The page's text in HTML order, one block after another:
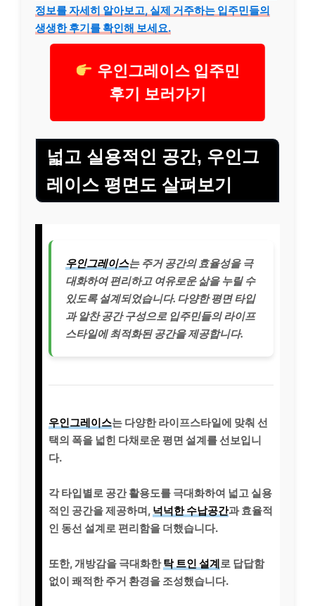
정보를 자세히 알아보고, 실제 거주하는 입주민들의
생생한 후기를 확인해 보세요.
우인그레이스 입주민
후기 보러가기
넓고 실용적인 공간, 우인그
레이스 평면도 살펴보기
우인그레이스는 주거 공간의 효율성을 극
대화하여 편리하고 여유로운 삶을 누릴 수
있도록 설계되었습니다. 다양한 평면 타입
과 알찬 공간 구성으로 입주민들의 라이프
스타일에 최적화된 공간을 제공합니다.
우인그레이스는 다양한 라이프스타일에 맞춰 선
택의 폭을 넓힌 다채로운 평면 설계를 선보입니
다.
각 타입별로 공간 활용도를 극대화하여 넓고 실용
적인 공간을 제공하며, 넉넉한 수납공간과 효율적
인 동선 설계로 편리함을 더했습니다.
또한, 개방감을 극대화한탁 트인 설계로 답답함
없이 쾌적한 주거 환경을 조성했습니다.